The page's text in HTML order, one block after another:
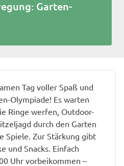
Garten-
Tag voller Spaß und
Olympiade! Es warten
Ringe werfen, Outdoor-
durch den Garten
Spiele. Zur Stärkung gibt
und Snacks. Einfach
Uhr vorbeikommen –